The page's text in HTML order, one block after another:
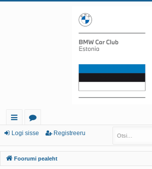
iirl
in
gi
o
or
u
Logi sisse Registreeru
Foorumi pealeht